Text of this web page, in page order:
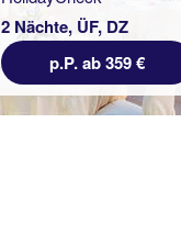
2 Nächte, ÜF, DZ
p.P. ab 359 €